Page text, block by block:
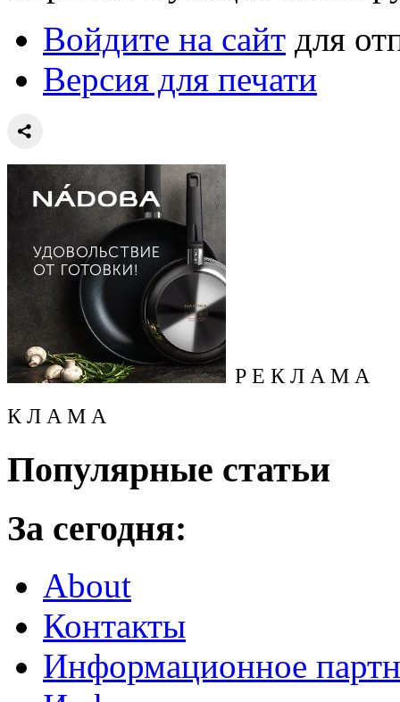
Войдите на сайт для
Версия для печати
Р Е К Л А М А
К Л А М А
Популярные статьи
За сегодня:
About
Контакты
Информационное